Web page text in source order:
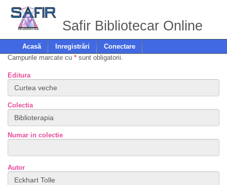
Safir Bibliotecar Online
Acasă Inregistrări
Conectare
Campurile marcate cu * sunt obligatorii.
Editura
Colectia
Numar in colectie
Autor